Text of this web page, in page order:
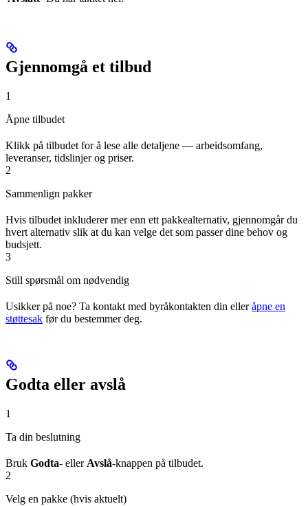
Gjennomgå et tilbud
1
Åpne tilbudet
Klikk på tilbudet for å lese alle detaljene — arbeidsomfang,
leveranser, tidslinjer og priser.
2
Sammenlign pakker
Hvis tilbudet inkluderer mer enn ett pakkealternativ, gjennomgår du
hvert alternativ slik at du kan velge det som passer dine behov og
budsjett.
3
Still spørsmål om nødvendig
Usikker på noe? Ta kontakt med byråkontakten din elleråpne en
støttesak før du bestemmer deg.
Godta eller avslå
1
Ta din beslutning
Bruk Godta- eller Avslå-knappen på tilbudet.
2
Velg en pakke (hvis aktuelt)